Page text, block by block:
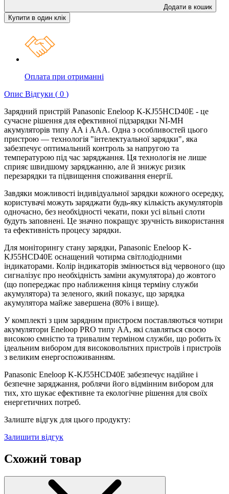
Додати в кошик
Купити в один клік
Оплата при отриманні
Опис Відгуки ( 0 )
Зарядний пристрій Panasonic Eneloop K-KJ55HCD40E - це
сучасне рішення для ефективної підзарядки NI-MH
акумуляторів типу АА і ААА. Одна з особливостей цього
пристрою — технологія "інтелектуальної зарядки", яка
забезпечує оптимальний контроль за напругою та
температурою під час заряджання. Ця технологія не лише
сприяє швидшому заряджанню, але й знижує ризик
перезарядки та підвищення споживання енергії.
Завдяки можливості індивідуальної зарядки кожного осередку,
користувачі можуть заряджати будь-яку кількість акумуляторів
одночасно, без необхідності чекати, поки усі вільні слоти
будуть заповнені. Це значно покращує зручність використання
та ефективність процесу зарядки.
Для моніторингу стану зарядки, Panasonic Eneloop K-
KJ55HCD40E оснащений чотирма світлодіодними
індикаторами. Колір індикаторів змінюється від червоного (що
сигналізує про необхідність заміни акумулятора) до жовтого
(що попереджає про наближення кінця терміну служби
акумулятора) та зеленого, який показує, що зарядка
акумулятора майже завершена (80% і вище).
У комплекті з цим зарядним пристроєм поставляються чотири
акумулятори Eneloop PRO типу АА, які славляться своєю
високою ємністю та тривалим терміном служби, що робить їх
ідеальним вибором для високовольтних пристроїв і пристроїв
з великим енергоспоживанням.
Panasonic Eneloop K-KJ55HCD40E забезпечує надійне і
безпечне заряджання, роблячи його відмінним вибором для
тих, хто шукає ефективне та екологічне рішення для своїх
енергетичних потреб.
Залиште відгук для цього продукту:
Залишити відгук
Схожий товар